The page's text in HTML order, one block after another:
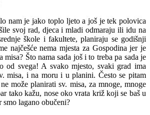
nam je jako toplo ljeto a još je tek polovica
svoj rad, djeca i mladi odmaraju ili idu na
škole i fakultete, planiraju se godišnji
najčešće nema mjesta za Gospodina jer je
misa? Što nama sada još i to treba pa sada je
od svega! A svako mjesto, svaki grad ima
misa, i na moru i u planini. Često se pitam
može planirati sv. misa, za mnoge, mnoge
tako kažu, nose oko vrata križ koji se baš u
lagano obučeni?